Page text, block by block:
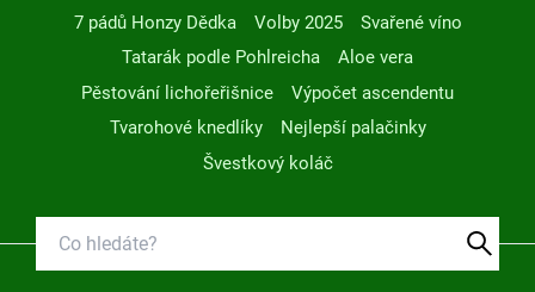
7 pádů Honzy Dědka
Volby 2025
Svařené víno
Tatarák podle Pohlreicha
Aloe vera
Pěstování lichořeřišnice
Výpočet ascendentu
Tvarohové knedlíky
Nejlepší palačinky
Švestkový koláč